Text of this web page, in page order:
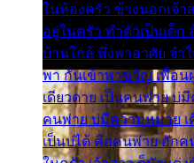
ในห้องครัว ข้างนอกเจ้า
อยู่ในครัว ทำตัวเป็นเด็ก
บ้านใกล้ พึ่งพาอาศัย จำ
พา กันเข้าพาขวัญ เพื่อน
เดียวดาย เป็นคนพ่าย บ่มี
คนพ่าย บ่มีความหมาย เคี
เป็นบ่ได้ คือคนพ่าย ฮักค